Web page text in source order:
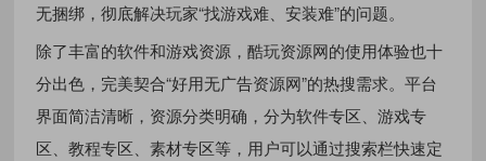
无捆绑，彻底解决玩家“找游戏难、安装难”的问题。
除了丰富的软件和游戏资源，酷玩资源网的使用体验也十
分出色，完美契合“好用无广告资源网”的热搜需求。平台
界面简洁清晰，资源分类明确，分为软件专区、游戏专
区、教程专区、素材专区等，用户可以通过搜索栏快速定